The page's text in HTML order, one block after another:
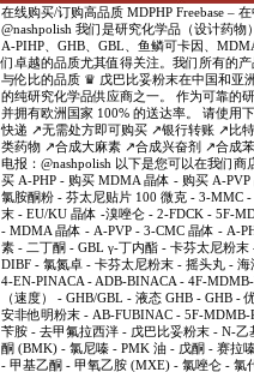
在线购买/订购高品质 MDPHP Freebase –
@nashpolish 我们是研究化学品（设计药
A-PIHP、GHB、GBL、鱼鳞可卡因、
们卓越的品质尤其值得关注。我们所有的
与伦比的品质 ♛ 戊巴比妥粉末在中国和亚
的纯研究化学品供应商之一。 作为可靠的
并拥有欧洲国家 100% 的送达率。 请使用
快递 ↗️无需处方即可购买 ↗️银行转账 ↗️比
类药物 ↗️合成大麻素 ↗️合成兴奋剂 ↗️合成苯
电报：@nashpolish 以下是您可以在我们
买 A-PHP - 购买 MDMA 晶体 - 购买 A-
氯胺酮粉 - 芬太尼贴片 100 微克 - 3-MMC
末 - EU/KU 晶体 -溴唑仑 - 2-FDCK - 5F-
- MDMA 晶体 - A-PVP - 3-CMC 晶体 - A-
素 - 二丁酮 - GBL γ-丁内酯 - 卡芬太尼粉末
DIBF - 氯氮卓 - 卡芬太尼粉末 - 摇头丸 -
4-EN-PINACA - ADB-BINACA - 4F-
（速度） - GHB/GBL - 液态 GHB - GHB
安非他明粉末 - AB-FUBINAC - 5F-
苄胺 - 去甲氟拉西泮 - 戊巴比妥粉末 - N-
酮 (BMK) - 氯尼嗪 - PMK 油 - 戊酮 - 赛拉
- 甲基乙酮 - 甲氧乙胺 (MXE) - 氯唑仑 - 氯